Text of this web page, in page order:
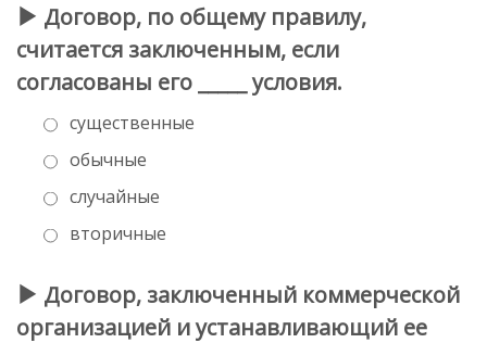
Договор, по общему правилу,
считается заключенным, если
согласованы его _____ условия.
существенные
обычные
случайные
вторичные
Договор, заключенный коммерческой
организацией и устанавливающий ее